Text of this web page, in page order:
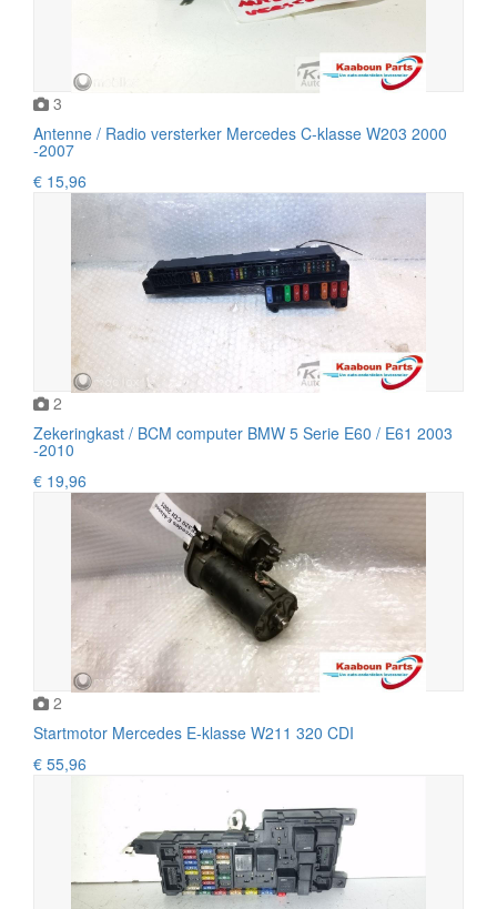
3
Antenne / Radio versterker Mercedes C-klasse W203 2000
-2007
€ 15,96
2
Zekeringkast / BCM computer BMW 5 Serie E60 / E61 2003
-2010
€ 19,96
2
Startmotor Mercedes E-klasse W211 320 CDI
€ 55,96